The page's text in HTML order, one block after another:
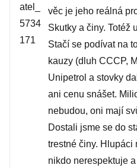
věc je jeho reálná
Skutky a činy. Totéž
Stačí se podívat na
kauzy (dluh CCCP,
Unipetrol a stovky
ani cenu snášet.
nebudou, oni mají
Dostali jsme se do
trestné činy. Hlupáci
nikdo nerespektuje